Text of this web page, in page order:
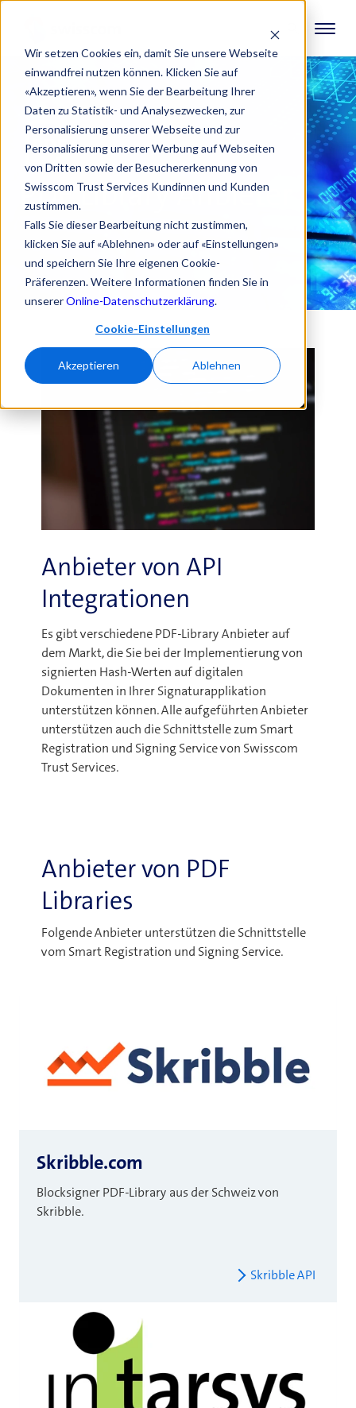
Wir setzen Cookies ein, damit Sie unsere Webseite
einwandfrei nutzen können. Klicken Sie auf
«Akzeptieren», wenn Sie der Bearbeitung Ihrer
Daten zu Statistik- und Analysezwecken, zur
Personalisierung unserer Webseite und zur
Personalisierung unserer Werbung auf Webseiten
von Dritten sowie der Besuchererkennung von
Swisscom Trust Services Kundinnen und Kunden
zustimmen.
Falls Sie dieser Bearbeitung nicht zustimmen,
klicken Sie auf «Ablehnen» oder auf «Einstellungen»
und speichern Sie Ihre eigenen Cookie-
Präferenzen. Weitere Informationen finden Sie in
unsererOnline-Datenschutzerklärung.
Cookie-Einstellungen
Akzeptieren Ablehnen
PDF Library Anbieter
Anbieter von API
Integrationen
Es gibt verschiedene PDF-Library Anbieter auf
dem Markt, die Sie bei der Implementierung von
signierten Hash-Werten auf digitalen
Dokumenten in Ihrer Signaturapplikation
unterstützen können. Alle aufgeführten Anbieter
unterstützen auch die Schnittstelle zum Smart
Registration und Signing Service von Swisscom
Trust Services.
Anbieter von PDF
Libraries
Folgende Anbieter unterstützen die Schnittstelle
vom Smart Registration und Signing Service.
Skribble.com
Blocksigner PDF-Library aus der Schweiz von
Skribble.
Skribble API